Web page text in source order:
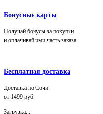
Бонусные карты
Получай бонусы за покупки
и оплачивай ими часть заказа
Бесплатная доставка
Доставка по Сочи
от 1499 руб.
Загрузка...